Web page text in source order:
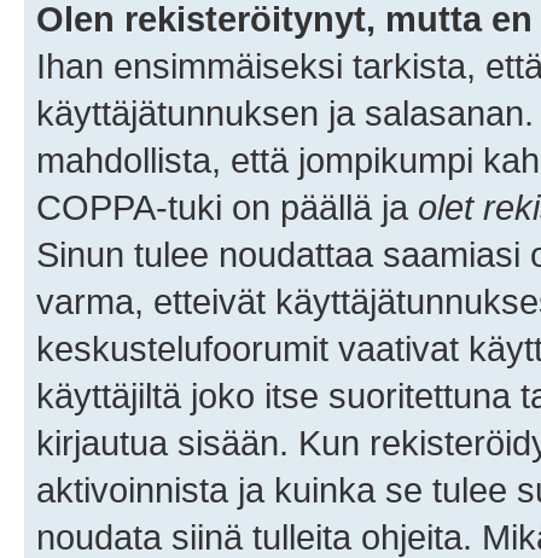
Olen rekisteröitynyt, mutta
Ihan ensimmäiseksi tarkista,
käyttäjätunnuksen ja
mahdollista, että jompikumpi
COPPA-tuki on päällä ja olet
Sinun tulee noudattaa saamiasi
varma, etteivät
keskustelufoorumit vaativat
käyttäjiltä joko itse suoritettuna
kirjautua sisään. Kun
aktivoinnista ja kuinka se tulee
noudata siinä tulleita ohjeita.